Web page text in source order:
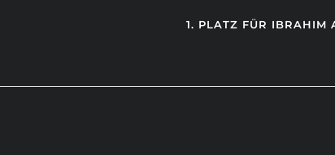
1. PLATZ FÜR IBRAHIM